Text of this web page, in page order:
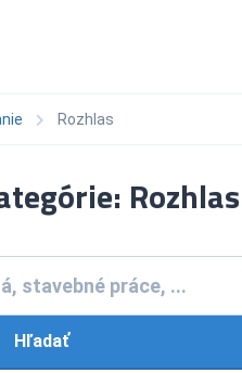
Rozhlas
Rozhlas
Hľadať